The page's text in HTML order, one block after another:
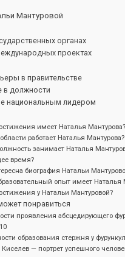
Мантуровой
органах
проектах
в правительстве
должности
национальным лидером
имеет Наталья Мантурова?
работает Наталья Мантурова?
занимает Наталья
время?
биография Натальи
опыт имеет Наталья
у Натальи Мантуровой?
понравиться
проявления абсцедирующего
образования стержня у
Киселев — портрет успешного